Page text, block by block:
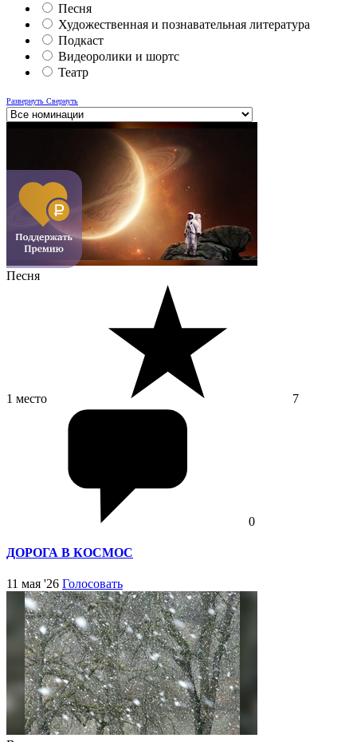
Песня
Художественная и познавательная литература
Подкаст
Видеоролики и шортс
Театр
Развернуть Свернуть
Песня
1 место 7
0
ДОРОГА В КОСМОС
11 мая '26 Голосовать